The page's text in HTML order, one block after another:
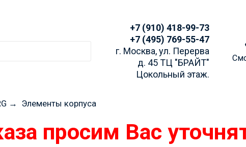
+7 (910) 418-99-73
+7 (495) 769-55-47
г. Москва, ул. Перерва
д. 45 ТЦ "БРАЙТ"
Цокольный этаж.
→ Элементы корпуса
просим Вас